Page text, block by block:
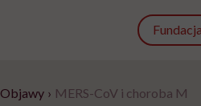
Objawy › MERS-CoV i choroba